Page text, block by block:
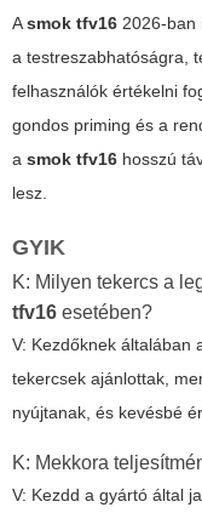
Asmok tfv16 2026-ban
a testreszabhatóságra,
felhasználók értékelni
gondos priming és a
a smok tfv16 hosszú
lesz.
GYIK
K: Milyen tekercs a
tfv16 esetében?
V: Kezdőknek általában
tekercsek ajánlottak,
nyújtanak, és kevésbé
K: Mekkora
V: Kezdd a gyártó által